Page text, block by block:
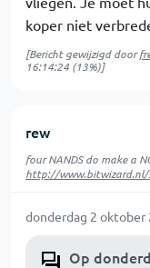
koper niet
[Bericht gewijzigd door
16:14:24 (13%)]
rew
four NANDS do make a
http://
donderdag 2 oktober
Op